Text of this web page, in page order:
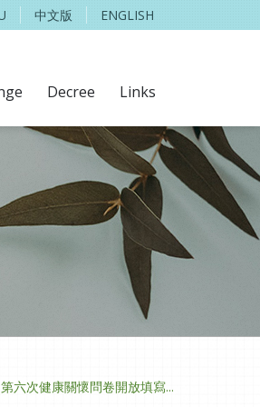
中文版 ENGLISH
Decree Links
第六次健康關懷問卷開放填寫...